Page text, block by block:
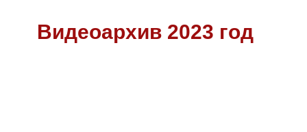
Видеоархив 2023 год